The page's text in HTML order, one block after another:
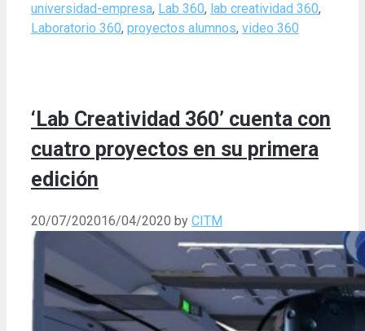
universidad-empresa, Lab 360, lab creatividad 360,
Laboratorio 360, proyectos alumnos, video 360
‘Lab Creatividad 360’ cuenta con
cuatro proyectos en su primera
edición
20/07/202016/04/2020 by CITM